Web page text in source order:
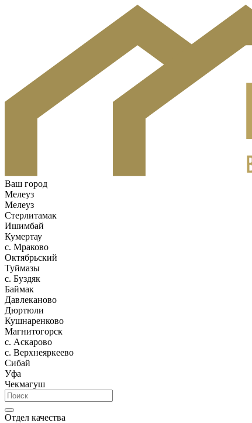
Ваш город
Мелеуз
Мелеуз
Стерлитамак
Ишимбай
Кумертау
c. Мраково
Октябрьский
Туймазы
c. Буздяк
Баймак
Давлеканово
Дюртюли
Кушнаренково
Магнитогорск
с. Аскарово
с. Верхнеяркеево
Сибай
Уфа
Чекмагуш
Отдел качества